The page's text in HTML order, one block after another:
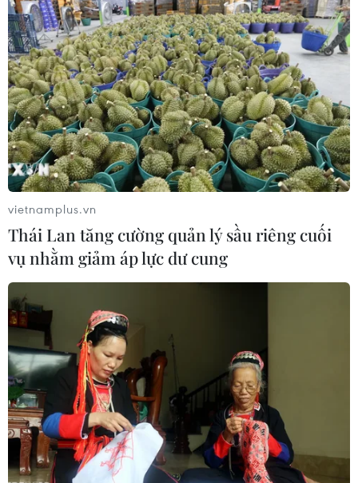
phép tàu từ đất liền đi các đảo
18/11/2023 01:53
Các tuyến tàu, phà tạm ngừng hoạt động do ảnh hưởng
thời tiết xấu gồm Rạch Giá đi Phú Quốc, Nam Du (Kiên
Hải) và ngược lại; Hà Tiên đi Phú Quốc và ngược lại
cho đến khi có thông báo mới.
Hà Nội: Liên tiếp xảy ra cháy trong khu
dân cư khi thời tiết hanh khô
14/10/2023 12:09
vietnamplus.vn
Thái Lan tăng cường quản lý sầu riêng cuối
vụ nhằm giảm áp lực dư cung